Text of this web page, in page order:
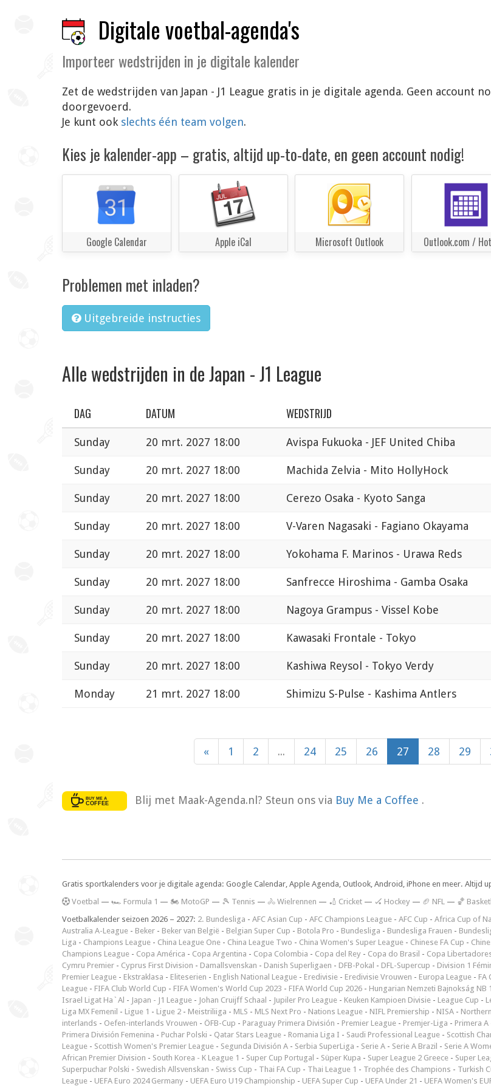
Digitale voetbal-agenda's
Importeer wedstrijden in je digitale kalender
Zet de wedstrijden van Japan - J1 League gratis in je digitale agenda. Geen account
doorgevoerd.
Je kunt ook slechts één team volgen.
Kies je kalender-app – gratis, altijd up-to-date, en geen account nodig!
Google Calendar Apple iCal Microsoft Outlook Outlook.com /
Problemen met inladen?
Uitgebreide instructies
Alle wedstrijden in de Japan - J1 League
DAG DATUM WEDSTRIJD
Sunday 20 mrt. 2027 18:00 Avispa Fukuoka - JEF United Chiba
Sunday 20 mrt. 2027 18:00 Machida Zelvia - Mito HollyHock
Sunday 20 mrt. 2027 18:00 Cerezo Osaka - Kyoto Sanga
Sunday 20 mrt. 2027 18:00 V-Varen Nagasaki - Fagiano Okayama
Sunday 20 mrt. 2027 18:00 Yokohama F. Marinos - Urawa Reds
Sunday 20 mrt. 2027 18:00 Sanfrecce Hiroshima - Gamba Osaka
Sunday 20 mrt. 2027 18:00 Nagoya Grampus - Vissel Kobe
Sunday 20 mrt. 2027 18:00 Kawasaki Frontale - Tokyo
Sunday 20 mrt. 2027 18:00 Kashiwa Reysol - Tokyo Verdy
Monday 21 mrt. 2027 18:00 Shimizu S-Pulse - Kashima Antlers
« 1 2 ... 24 25 26 27 28 29
Blij met Maak-Agenda.nl? Steun ons via Buy Me a Coffee .
Gratis sportkalenders voor je digitale agenda: Google Calendar, Apple Agenda, Outlook, Android, iPhone en meer. Altijd
Voetbal — 🏎️ Formula 1 — 🏍 MotoGP — 🎾 Tennis — 🚴 Wielrennen — 🏏 Cricket — 🏑 Hockey — 🏈 NFL — 🏀
Voetbalkalender seizoen 2026 – 2027: 2. Bundesliga - AFC Asian Cup - AFC Champions League - AFC Cup - Africa Cup of
Australia A-League - Beker - Beker van België - Belgian Super Cup - Botola Pro - Bundesliga - Bundesliga Frauen -
Liga - Champions League - China League One - China League Two - China Women's Super League - Chinese FA Cup -
Champions League - Copa América - Copa Argentina - Copa Colombia - Copa del Rey - Copa do Brasil - Copa
Cymru Premier - Cyprus First Division - Damallsvenskan - Danish Superligaen - DFB-Pokal - DFL-Supercup - Division 1
Premier League - Ekstraklasa - Eliteserien - English National League - Eredivisie - Eredivisie Vrouwen - Europa League - FA
League - FIFA Club World Cup - FIFA Women's World Cup 2023 - FIFA World Cup 2026 - Hungarian Nemzeti Bajnokság NB 1
Israel Ligat Ha`Al - Japan - J1 League - Johan Cruijff Schaal - Jupiler Pro League - Keuken Kampioen Divisie - League Cup -
Liga MX Femenil - Ligue 1 - Ligue 2 - Meistriliiga - MLS - MLS Next Pro - Nations League - NIFL Premiership - NISA -
interlands - Oefen-interlands Vrouwen - ÖFB-Cup - Paraguay Primera División - Premier League - Premjer-Liga - Primera A
Primera División Femenina - Puchar Polski - Qatar Stars League - Romania Liga I - Saudi Professional League - Scottish
League - Scottish Women's Premier League - Segunda División A - Serbia SuperLiga - Serie A - Serie A Brazil - Serie A
African Premier Division - South Korea - K League 1 - Super Cup Portugal - Süper Kupa - Super League 2 Greece - Super
Superpuchar Polski - Swedish Allsvenskan - Swiss Cup - Thai FA Cup - Thai League 1 - Trophée des Champions - Turkish
League - UEFA Euro 2024 Germany - UEFA Euro U19 Championship - UEFA Super Cup - UEFA Under 21 - UEFA Women's